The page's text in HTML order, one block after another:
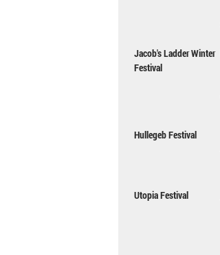
Jacob's Ladder Winter
Festival
Hullegeb Festival
Utopia Festival